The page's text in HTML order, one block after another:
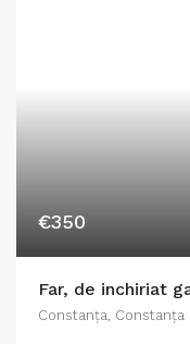
€350
Constanţa, Constanța